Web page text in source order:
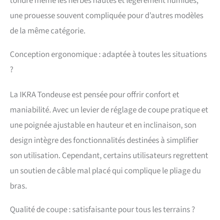
indicateur de niveau de
de ramassage pour
faciliter le vidage Durable
sécurité sur la pelouse :
système pratique de
soulagement du câble -
empêche la fiche de
trébucher sur le câble
Rangement peu
sans effort : guidon
encombrant, poignée de
transport intégrée pour un
une prouesse souvent compliquée pour d’autres modèles
de la même catégorie.
Conception ergonomique : adaptée à toutes les situations
?
La IKRA Tondeuse est pensée pour offrir confort et
maniabilité. Avec un levier de réglage de coupe pratique et
une poignée ajustable en hauteur et en inclinaison, son
design intègre des fonctionnalités destinées à simplifier
son utilisation. Cependant, certains utilisateurs regrettent
un soutien de câble mal placé qui complique le pliage du
bras.
Qualité de coupe : satisfaisante pour tous les terrains ?